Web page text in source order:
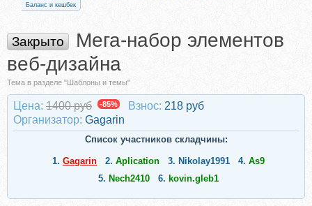
Баланс и кешбек
Закрыто
Мега-набор элементов
веб-дизайна
Тема в разделе "Шаблоны и темы"
Цена: 1400 руб -85% Взнос: 218 руб
Организатор: Gagarin
Список участников складчины:
1. Gagarin 2. Aplication 3. Nikolay1991 4. As9
5. Nech2410 6. kovin.gleb1